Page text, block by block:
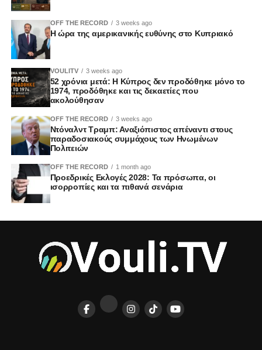
OFF THE RECORD 3 weeks ago
Η ώρα της αμερικανικής ευθύνης στο Κυπριακό
VOULITV 3 weeks ago
52 χρόνια μετά: Η Κύπρος δεν προδόθηκε μόνο το
1974, προδόθηκε και τις δεκαετίες που
ακολούθησαν
OFF THE RECORD 3 weeks ago
Ντόναλντ Τραμπ: Αναξιόπιστος απέναντι στους
παραδοσιακούς συμμάχους των Ηνωμένων
Πολιτειών
OFF THE RECORD 1 month ago
Προεδρικές Εκλογές 2028: Τα πρόσωπα, οι
ισορροπίες και τα πιθανά σενάρια